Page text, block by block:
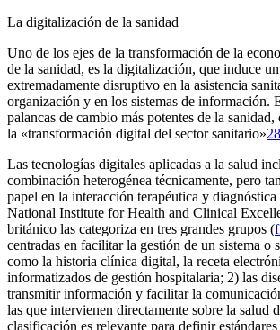
La digitalización de la sanidad
Uno de los ejes de la transformación de la
de la sanidad, es la digitalización, que induce
extremadamente disruptivo en la asistencia
organización y en los sistemas de información.
palancas de cambio más potentes de la
la «transformación digital del sector sanitario»28
Las tecnologías digitales aplicadas a la salud
combinación heterogénea técnicamente, pero
papel en la interacción terapéutica y diagnóstica
National Institute for Health and Clinical
británico las categoriza en tres grandes grupos (
centradas en facilitar la gestión de un sistema o
como la historia clínica digital, la receta
informatizados de gestión hospitalaria; 2) las
transmitir información y facilitar la
las que intervienen directamente sobre la salud
clasificación es relevante para definir